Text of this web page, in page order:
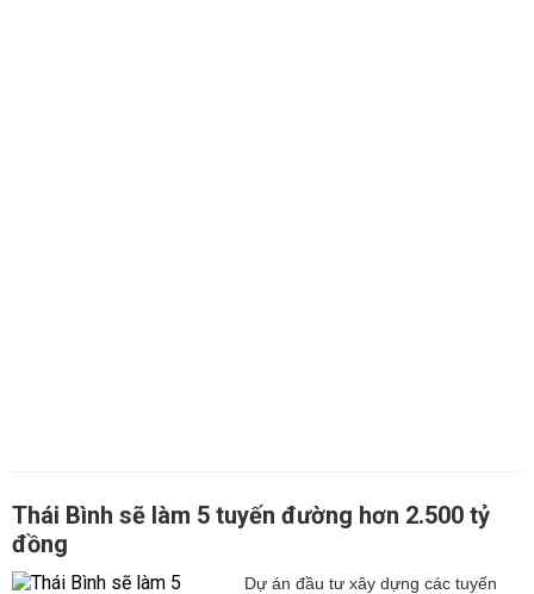
Thái Bình sẽ làm 5 tuyến đường hơn 2.500 tỷ
đồng
Dự án đầu tư xây dựng các tuyến